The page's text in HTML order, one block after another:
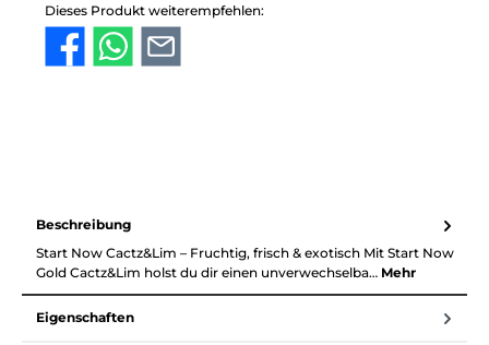
Dieses Produkt weiterempfehlen:
Beschreibung
Start Now Cactz&Lim – Fruchtig, frisch & exotisch Mit Start Now
Gold Cactz&Lim holst du dir einen unverwechselba… Mehr
Eigenschaften